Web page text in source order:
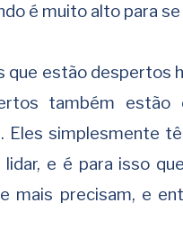
é muito alto para
que estão despertos
também estão
Eles simplesmente
e é para isso
mais precisam, e